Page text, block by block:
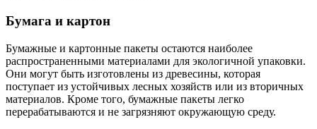
Бумага и картон
Бумажные и картонные пакеты остаются наиболее
распространенными материалами для экологичной упаковки.
Они могут быть изготовлены из древесины, которая
поступает из устойчивых лесных хозяйств или из вторичных
материалов. Кроме того, бумажные пакеты легко
перерабатываются и не загрязняют окружающую среду.